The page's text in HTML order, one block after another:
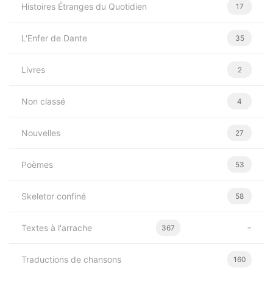
Histoires Étranges du Quotidien 17
L'Enfer de Dante 35
Livres 2
Non classé 4
Nouvelles 27
Poèmes 53
Skeletor confiné 58
Textes à l'arrache 367
Traductions de chansons 160